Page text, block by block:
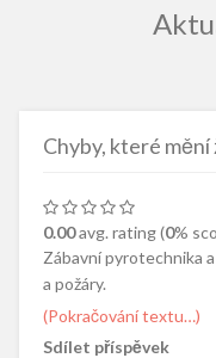
Chyby, které mění
0.00avg. rating (0%
Zábavní pyrotechnika
a požáry.
(Pokračování textu…)
Sdílet příspěvek